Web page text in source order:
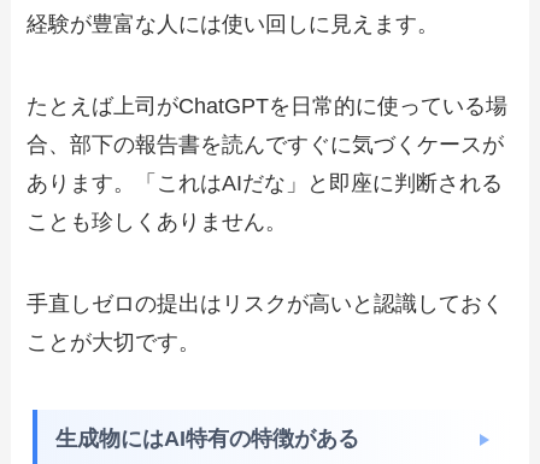
経験が豊富な人には使い回しに見えます。
たとえば上司がChatGPTを日常的に使っている場
合、部下の報告書を読んですぐに気づくケースが
あります。「これはAIだな」と即座に判断される
ことも珍しくありません。
手直しゼロの提出はリスクが高いと認識しておく
ことが大切です。
生成物にはAI特有の特徴がある